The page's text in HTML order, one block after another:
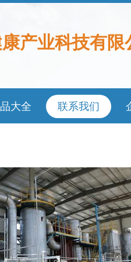
产业科技有限
大全 联系我们